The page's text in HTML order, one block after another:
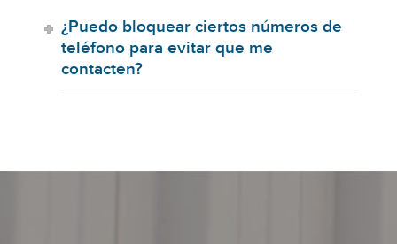
¿Puedo bloquear ciertos números de
teléfono para evitar que me
contacten?